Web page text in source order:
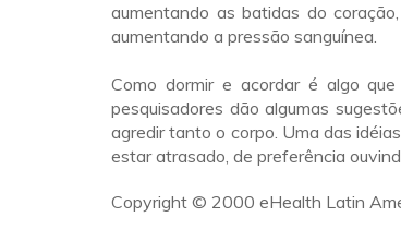
aumentando as batidas do
aumentando a pressão sanguínea.
Como dormir e acordar é algo
pesquisadores dão algumas
agredir tanto o corpo. Uma das
estar atrasado, de preferência
Copyright © 2000 eHealth Latin